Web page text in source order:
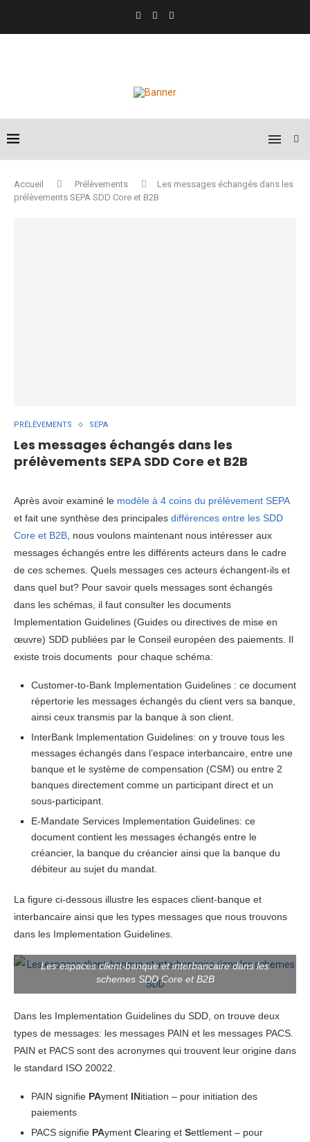
Accueil Prélèvements
Les messages échangés dans les
prélèvements SEPA SDD Core et B2B
PRÉLÈVEMENTS SEPA
Les messages échangés dans les
prélèvements SEPA SDD Core et B2B
Après avoir examiné le modèle à 4 coins du prélèvement SEPA
et fait une synthèse des principales différences entre les SDD
Core et B2B , nous voulons maintenant nous intéresser aux
messages échangés entre les différents acteurs dans le cadre
de ces schemes. Quels messages ces acteurs échangent-ils et
dans quel but? Pour savoir quels messages sont échangés
dans les schémas, il faut consulter les documents
Implementation Guidelines (Guides ou directives de mise en
œuvre) SDD publiées par le Conseil européen des paiements. Il
existe trois documents pour chaque schéma:
Customer-to-Bank Implementation Guidelines : ce document
répertorie les messages échangés du client vers sa banque,
ainsi ceux transmis par la banque à son client.
InterBank Implementation Guidelines: on y trouve tous les
messages échangés dans l’espace interbancaire, entre une
banque et le système de compensation (CSM) ou entre 2
banques directement comme un participant direct et un
sous-participant.
E-Mandate Services Implementation Guidelines: ce
document contient les messages échangés entre le
créancier, la banque du créancier ainsi que la banque du
débiteur au sujet du mandat.
La figure ci-dessous illustre les espaces client-banque et
interbancaire ainsi que les types messages que nous trouvons
dans les Implementation Guidelines.
Les espaces client-banque et interbancaire dans les
schemes SDD Core et B2B
Dans les Implementation Guidelines du SDD, on trouve deux
types de messages: les messages PAIN et les messages PACS.
PAIN et PACS sont des acronymes qui trouvent leur origine dans
le standard ISO 20022.
PAIN signifie PAyment INitiation – pour initiation des
paiements
PACS signifie PAyment Clearing et Settlement – pour